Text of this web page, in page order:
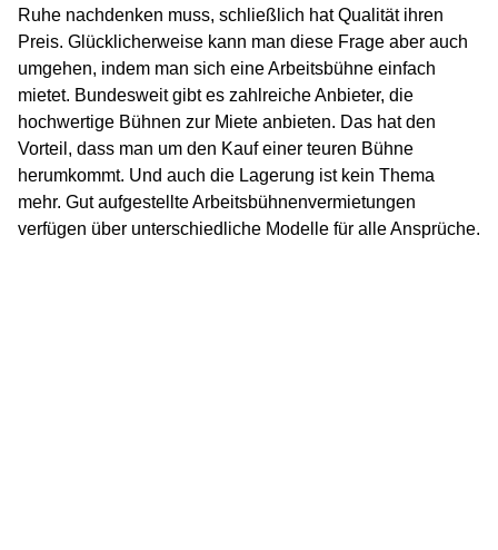
Ruhe nachdenken muss, schließlich hat Qualität ihren
Preis. Glücklicherweise kann man diese Frage aber auch
umgehen, indem man sich eine Arbeitsbühne einfach
mietet. Bundesweit gibt es zahlreiche Anbieter, die
hochwertige Bühnen zur Miete anbieten. Das hat den
Vorteil, dass man um den Kauf einer teuren Bühne
herumkommt. Und auch die Lagerung ist kein Thema
mehr. Gut aufgestellte Arbeitsbühnenvermietungen
verfügen über unterschiedliche Modelle für alle Ansprüche.